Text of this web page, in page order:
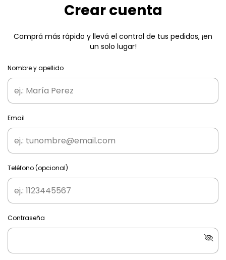
Crear cuenta
Comprá más rápido y llevá el control de tus pedidos, ¡en
un solo lugar!
Nombre y apellido
Email
Teléfono (opcional)
Contraseña